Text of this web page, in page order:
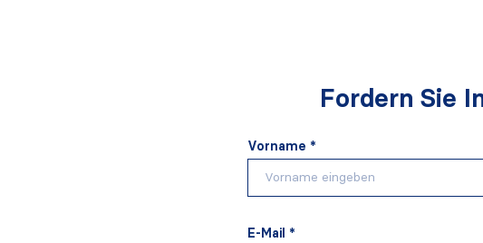
Fordern Sie
Vorname *
E-Mail *